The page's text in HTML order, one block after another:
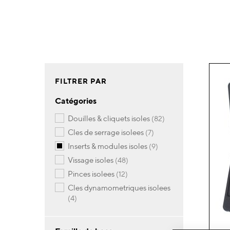
FILTRER PAR
Catégories
douilles & cliquets isoles 82articles
cles de serrage isolees 7articles
inserts & modules isoles 9articles
vissage isoles 48articles
pinces isolees 12articles
cles dynamometriques isolees
4articles